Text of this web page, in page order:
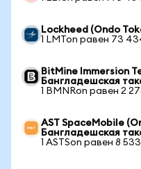
Lockheed (Ondo
1 LMTon равен 73
BitMine Immersion
Бангладешская
1 BMNRon равен 2
AST SpaceMobile
Бангладешская
1 ASTSon равен 8